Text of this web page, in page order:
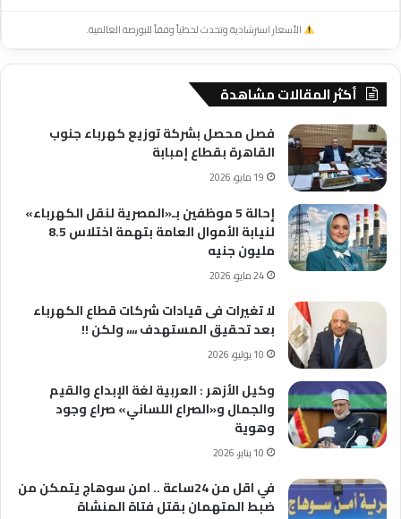
الأسعار استرشادية وتحدث لحظياً وفقاً للبورصة العالمية.
أكثر المقالات مشاهدة
فصل محصل بشركة توزيع كهرباء جنوب
القاهرة بقطاع إمبابة
19 مايو، 2026
إحالة 5 موظفين بـ«المصرية لنقل الكهرباء»
لنيابة الأموال العامة بتهمة اختلاس 8.5
مليون جنيه
24 مايو، 2026
لا تغيرات فى قيادات شركات قطاع الكهرباء
بعد تحقيق المستهدف ،،،، ولكن !!
10 يوليو، 2026
وكيل الأزهر : العربية لغة الإبداع والقيم
والجمال و«الصراع اللساني» صراع وجود
وهوية
10 يناير، 2026
في اقل من 24ساعة .. امن سوهاج يتمكن من
ضبط المتهمان بقتل فتاة المنشاة